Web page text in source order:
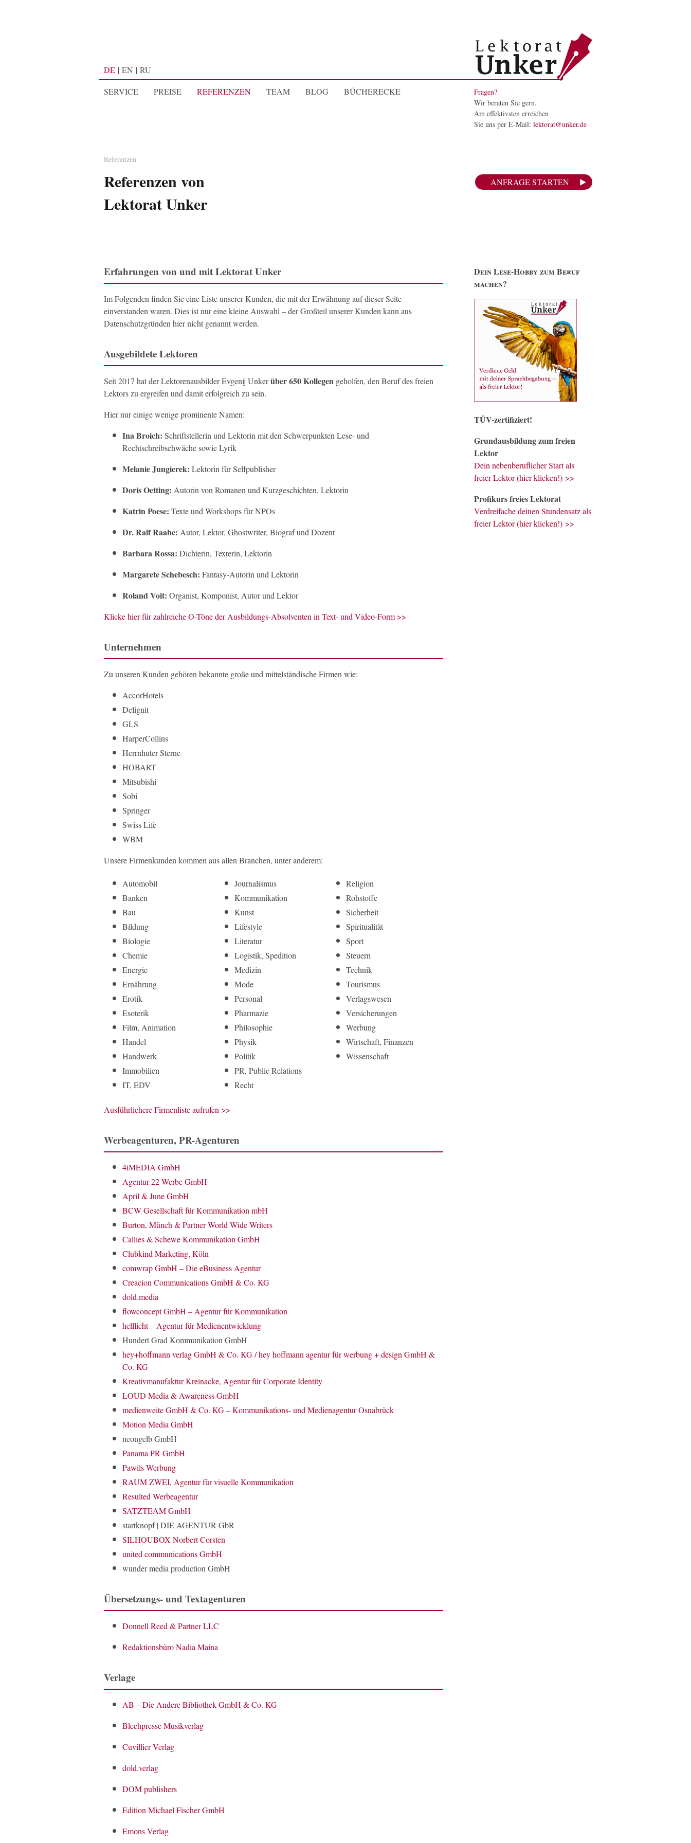
DE EN
RU
SERVICE
PREISE REFERENZEN TEAM BLOG BÜCHERECKE
Fragen?
Wir beraten Sie gern.
Am effektivsten erreichen
Sie uns per E-Mail: lektorat@unker.de
Referenzen
Referenzen von
Lektorat Unker
ANFRAGE STARTEN
Erfahrungen von und mit Lektorat Unker
Im Folgenden finden Sie eine Liste unserer Kunden, die mit der Erwähnung auf dieser Seite
einverstanden waren. Dies ist nur eine kleine Auswahl – der Großteil unserer Kunden kann aus
Datenschutzgründen hier nicht genannt werden.
Ausgebildete Lektoren
Seit 2017 hat der Lektorenausbilder Evgenij Unkerüber 650 Kollegen geholfen, den Beruf des freien
Lektors zu ergreifen und damit erfolgreich zu sein.
Hier nur einige wenige prominente Namen:
Ina Broich: Schriftstellerin und Lektorin mit den Schwerpunkten Lese- und
Rechtschreibschwäche sowie Lyrik
Melanie Jungierek: Lektorin für Selfpublisher
Doris Oetting: Autorin von Romanen und Kurzgeschichten, Lektorin
Katrin Poese: Texte und Workshops für NPOs
Dr. Ralf Raabe: Autor, Lektor, Ghostwriter, Biograf und Dozent
Barbara Rossa: Dichterin, Texterin, Lektorin
Margarete Schebesch: Fantasy-Autorin und Lektorin
Roland Voit: Organist, Komponist, Autor und Lektor
Klicke hier für zahlreiche O-Töne der Ausbildungs-Absolventen in Text- und Video-Form >>
Unternehmen
Zu unseren Kunden gehören bekannte große und mittelständische Firmen wie:
AccorHotels
Delignit
GLS
HarperCollins
Herrnhuter Sterne
HOBART
Mitsubishi
Sobi
Springer
Swiss Life
WBM
Unsere Firmenkunden kommen aus allen Branchen, unter anderem:
Automobil
Banken
Bau
Bildung
Biologie
Chemie
Energie
Ernährung
Erotik
Esoterik
Film, Animation
Handel
Handwerk
Immobilien
IT, EDV
Journalismus
Kommunikation
Kunst
Lifestyle
Literatur
Logistik, Spedition
Medizin
Mode
Personal
Pharmazie
Philosophie
Physik
Politik
PR, Public Relations
Recht
Religion
Rohstoffe
Sicherheit
Spiritualität
Sport
Steuern
Technik
Tourismus
Verlagswesen
Versicherungen
Werbung
Wirtschaft, Finanzen
Wissenschaft
Ausführlichere Firmenliste aufrufen >>
Werbeagenturen, PR-Agenturen
4iMEDIA GmbH
Agentur 22 Werbe GmbH
April & June GmbH
BCW Gesellschaft für Kommunikation mbH
Burton, Münch & Partner World Wide Writers
Callies & Schewe Kommunikation GmbH
Clubkind Marketing, Köln
comwrap GmbH – Die eBusiness Agentur
Creacion Communications GmbH & Co. KG
dold.media
flowconcept GmbH – Agentur für Kommunikation
helllicht – Agentur für Medienentwicklung
Hundert Grad Kommunikation GmbH
hey+hoffmann verlag GmbH & Co. KG / hey hoffmann agentur für werbung + design GmbH &
Co. KG
Kreativmanufaktur Kreinacke, Agentur für Corporate Identity
LOUD Media & Awareness GmbH
medienweite GmbH & Co. KG – Kommunikations- und Medienagentur Osnabrück
Motion Media GmbH
neongelb GmbH
Panama PR GmbH
Pawils Werbung
RAUM ZWEI, Agentur für visuelle Kommunikation
Resulted Werbeagentur
SATZTEAM GmbH
startknopf | DIE AGENTUR GbR
SILHOUBOX Norbert Corsten
united communications GmbH
wunder media production GmbH
Übersetzungs- und Textagenturen
Donnell Reed & Partner LLC
Redaktionsbüro Nadia Maina
Verlage
AB – Die Andere Bibliothek GmbH & Co. KG
Blechpresse Musikverlag
Cuvillier Verlag
dold.verlag
DOM publishers
Edition Michael Fischer GmbH
Emons Verlag
Dein Lese-Hobby zum Beruf
machen?
TÜV-zertifiziert!
Grundausbildung zum freien
Lektor
Dein nebenberuflicher Start als
freier Lektor (hier klicken!) >>
Profikurs freies Lektorat
Verdreifache deinen Stundensatz als
freier Lektor (hier klicken!) >>